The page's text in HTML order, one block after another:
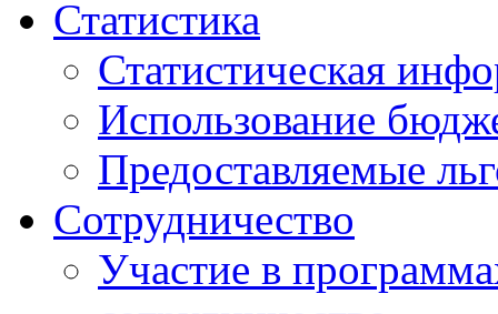
Статистика
Статистическая
Использование
Предоставляемые
Сотрудничество
Участие в